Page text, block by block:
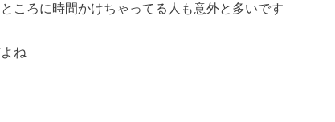
ころに時間かけちゃってる人も意外と多いです
ね